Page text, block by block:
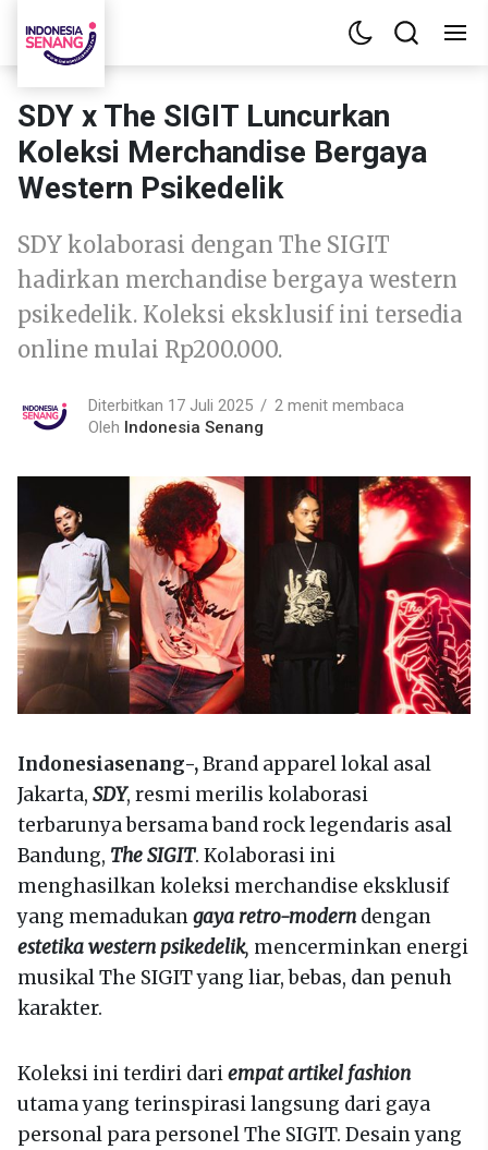
SDY x The SIGIT Luncurkan
Koleksi Merchandise Bergaya
Western Psikedelik
SDY kolaborasi dengan The SIGIT
hadirkan merchandise bergaya western
psikedelik. Koleksi eksklusif ini tersedia
online mulai Rp200.000.
Diterbitkan 17 Juli 2025
2 menit membaca
Oleh Indonesia Senang
Indonesiasenang-,Brand apparel lokal asal
Jakarta, SDY, resmi merilis kolaborasi
terbarunya bersama band rock legendaris asal
Bandung, The SIGIT. Kolaborasi ini
menghasilkan koleksi merchandise eksklusif
yang memadukangaya retro-modern dengan
estetika western psikedelik, mencerminkan energi
musikal The SIGIT yang liar, bebas, dan penuh
karakter.
Koleksi ini terdiri dariempat artikel fashion
utama yang terinspirasi langsung dari gaya
personal para personel The SIGIT. Desain yang